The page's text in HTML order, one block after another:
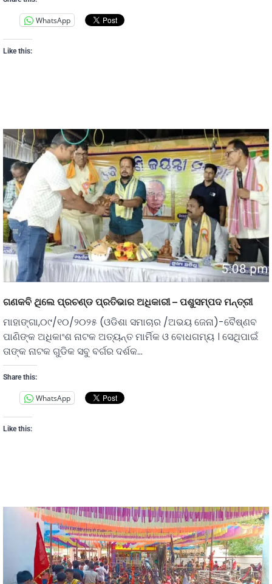
WhatsApp
Like this:
ଗଣକବି ଥିଲେ ପ୍ରଚଣ୍ଡ ପ୍ରତିଭାର ଅଧିକାରୀ – ପଶୁସମ୍ପଦ ମନ୍ତ୍ରୀ
ମାହାଙ୍ଗା,୦୯/୧୦/୨୦୨୫ (ଓଡିଶା ସମାଚାର /ଅଭୟ ଜେନା)-ବୈଷ୍ଣବ
ପାଣିଙ୍କ ଅଧିକାଂଶ ନାଟକ ଅତ୍ୟନ୍ତ ମାର୍ମିକ ଓ ବୋଧଗମ୍ୟ । ସେଥିପାଇଁ
ତାଙ୍କ ନାଟକ ଗୁଡିକ ସବୁ ବର୍ଗର ଦର୍ଶକ…
Share this:
WhatsApp
Like this: